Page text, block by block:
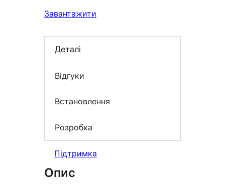
Завантажити
Деталі
Відгуки
Встановлення
Розробка
Підтримка
Опис